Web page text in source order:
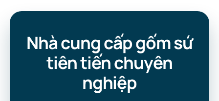
Nhà cung cấp gốm sứ
tiên tiến chuyên
nghiệp